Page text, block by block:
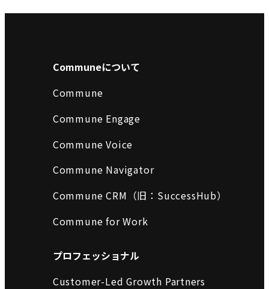
Communeについて
Commune
Commune Engage
Commune Voice
Commune Navigator
Commune CRM（旧：SuccessHub）
Commune for Work
プロフェッショナル
Customer-Led Growth Partners